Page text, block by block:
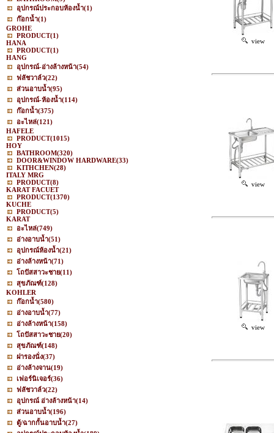
อุปกรณ์ประกอบห้องน้ำ(1)
ก๊อกน้ำ(1)
GROHE
PRODUCT(1)
HANA
PRODUCT(1)
HANG
อุปกรณ์-อ่างล้างหน้า(54)
ฟลัชวาล์ว(22)
ส่วนอาบน้ำ(95)
อุปกรณ์-ห้องน้ำ(114)
ก๊อกน้ำ(375)
อะไหล่(121)
HAFELE
PRODUCT(1015)
HOY
BATHROOM(320)
DOOR&WINDOW HARDWARE(33)
KITHCHEN(28)
ITALY MRG
PRODUCT(8)
KARAT FACUET
PRODUCT(1370)
KUCHE
PRODUCT(5)
KARAT
อะไหล่(749)
อ่างอาบน้ำ(51)
อุปกรณ์ห้องน้ำ(21)
อ่างล้างหน้า(71)
โถปัสสาวะชาย(11)
สุขภัณฑ์(128)
KOHLER
ก๊อกน้ำ(580)
อ่างอาบน้ำ(77)
อ่างล้างหน้า(158)
โถปัสสาวะชาย(20)
สุขภัณฑ์(148)
ฝารองนั่ง(37)
อ่างล้างจาน(19)
เฟอร์นิเจอร์(36)
ฟลัชวาล์ว(22)
อุปกรณ์ อ่างล้างหน้า(14)
ส่วนอาบน้ำ(196)
ตู้/ฉากกั้นอาบน้ำ(27)
view
view
view